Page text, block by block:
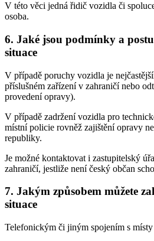
V této věci jedná řidič vozidla či
osoba.
6. Jaké jsou podmínky a
situace
V případě poruchy vozidla je
příslušném zařízení v zahraničí nebo
provedení opravy).
V případě zadržení vozidla pro
místní policie rovněž zajištění opravy
republiky.
Je možné kontaktovat i zastupitelský
zahraničí, jestliže není český občan
7. Jakým způsobem můžete
situace
Telefonickým či jiným spojením s